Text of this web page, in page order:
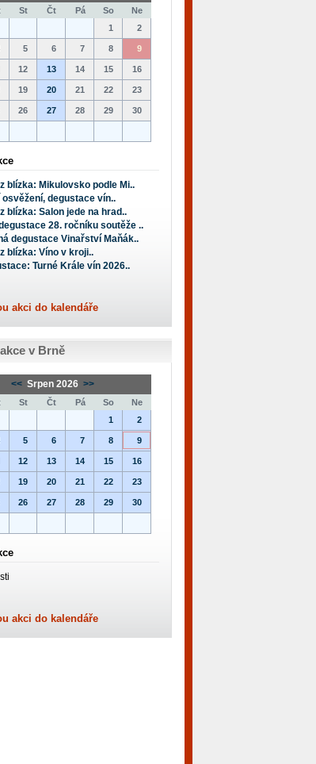
St Čt Pá So
Ne
1
2
5 6 7 8 9
12 13 14 15 16
19 20 21 22 23
26 27 28 29 30
blízka: Mikulovsko podle Mi..
osvěžení, degustace vín..
blízka: Salon jede na hrad..
28. ročníku soutěže ..
degustace Vinařství Maňák..
blízka: Víno v kroji..
Turné Krále vín 2026..
akci do kalendáře
akce v Brně
<< Srpen 2026 >>
St Čt Pá So
Ne
1
2
5 6 7 8 9
12 13 14 15 16
19 20 21 22 23
26 27 28 29 30
akci do kalendáře